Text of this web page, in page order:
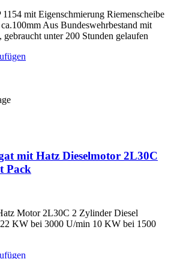
mit Eigenschmierung Riemenscheibe
Aus Bundeswehrbestand mit
unter 200 Stunden gelaufen
mit Hatz Dieselmotor 2L30C
Pack
Motor 2L30C 2 Zylinder Diesel
KW bei 3000 U/min 10 KW bei 1500